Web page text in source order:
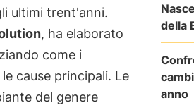
ultimi trent'anni.
, ha elaborato
come i
cause principali. Le
del genere
della
anno